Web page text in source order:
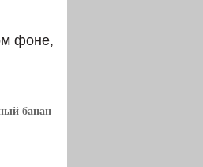
фоне,
банан